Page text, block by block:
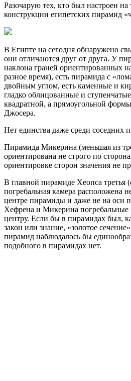
Разочарую тех, кто был настроен
конструкции египетских пирамид
В Египте на сегодня обнаружено
они отличаются друг от друга. У
наклона граней ориентированных
разное время), есть пирамида с
двойным углом, есть каменные и
гладко облицованные и
квадратной, а прямоугольной
Джосера.
Нет единства даже среди соседних
Пирамида Микерина (меньшая из
ориентирована не строго по
ориентировке сторон значения не
В главной пирамиде Хеопса третья
погребальная камера расположена
центре пирамиды и даже не на оси
Хефрена и Микерина
центру. Если бы в пирамидах был,
закон или знание, «золотое
пирамид наблюдалось бы
подобного в пирамидах нет.